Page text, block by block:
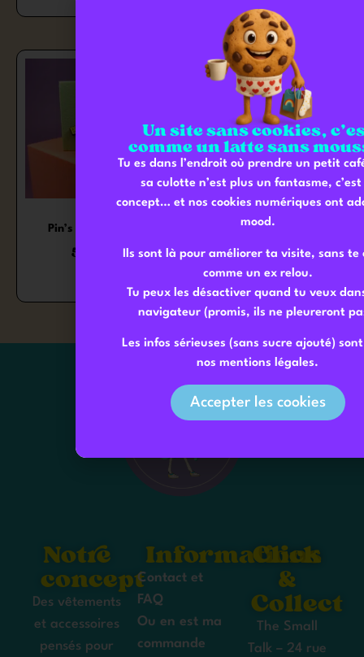
Pin’s I’m so happy
5,00
Pin’s crocodile
5,00€
Notre
concept
Des vêtements
et accessoires
pensés pour
Informations
Contact et
FAQ
Ou en est ma
commande
Click
&
Collect
The Small
Talk – 24 rue
Un site sans cookies,
comme un latte sans
Tu es dans l’endroit où prendre un petit
sa culotte n’est plus un fantasme, c’est
concept… et nos cookies numériques ont
mood.
Ils sont là pour améliorer ta visite, sans te
comme un ex relou.
Tu peux les désactiver quand tu veux
navigateur (promis, ils ne pleureront
Les infos sérieuses (sans sucre ajouté)
nos mentions légales.
Accepter les cookies